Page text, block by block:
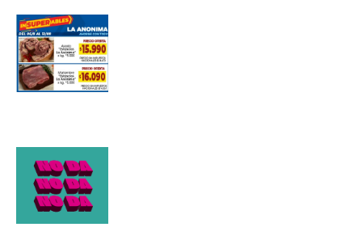
Número de teléfono